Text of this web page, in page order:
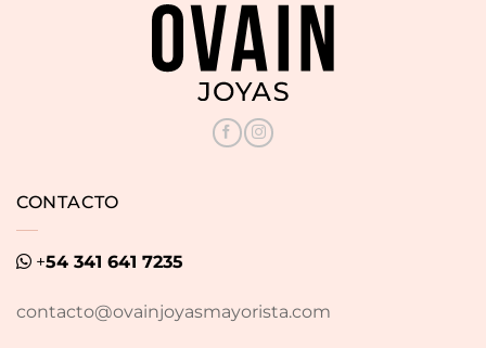
CONTACTO
+54 341 641 7235
contacto@ovainjoyasmayorista.com